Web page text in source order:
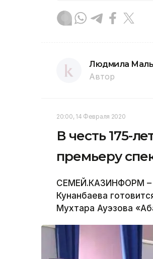
Людмила
Автор
20:00, 14 Февраля 2020
В честь 175-
премьеру
СЕМЕЙ.КАЗИНФОРМ –
Кунанбаева
Мухтара Ауэзова